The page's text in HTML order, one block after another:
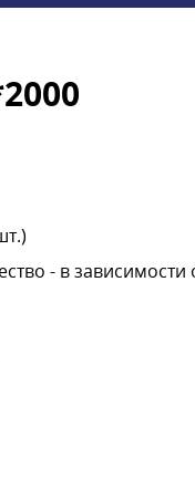
- в зависимости